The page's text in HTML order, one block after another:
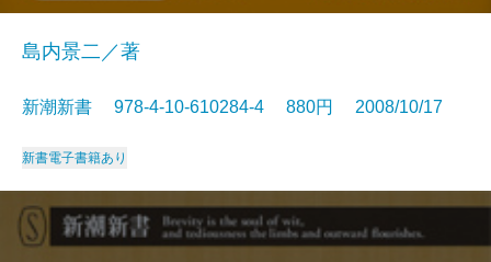
島内景二／著
新潮新書 978-4-10-610284-4 880円 2008/10/17
新書電子書籍あり